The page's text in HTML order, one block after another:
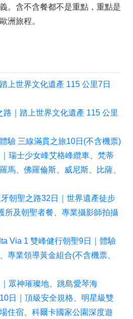
。含不含餐都不是重點，重點是
洲旅程。
上世界文化遺產 115 公里7日
路｜踏上世界文化遺產 115 公里
驗 三線滿貫之旅10日(不含機票)
瑞士少女峰艾格峰纜車、梵蒂
馬、佛羅倫斯、威尼斯、比薩、
朝聖之路32日｜世界遺產徒步
所及朝聖者餐、專業攝影師拍攝
Via 1 雙峰健行朝聖9日｜體驗
專業領導黃金組合(不含機票、
眾神璀璨地、跳島愛琴海
日｜頂級安全規格、明星級雙
住宿、科爾卡國家公園深度遊